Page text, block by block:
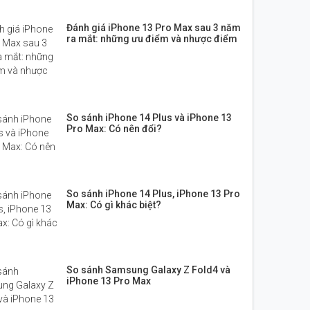
Đánh giá iPhone 13 Pro Max sau 3 năm
ra mắt: những ưu điểm và nhược điểm
So sánh iPhone 14 Plus và iPhone 13
Pro Max: Có nên đổi?
So sánh iPhone 14 Plus, iPhone 13 Pro
Max: Có gì khác biệt?
So sánh Samsung Galaxy Z Fold4 và
iPhone 13 Pro Max